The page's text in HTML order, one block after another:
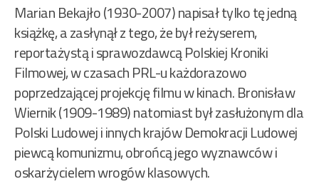
Marian Bekajło (1930-2007) napisał tylko tę jedną
książkę, a zasłynął z tego, że był reżyserem,
reportażystą i sprawozdawcą Polskiej Kroniki
Filmowej, w czasach PRL-u każdorazowo
poprzedzającej projekcję filmu w kinach. Bronisław
Wiernik (1909-1989) natomiast był zasłużonym dla
Polski Ludowej i innych krajów Demokracji Ludowej
piewcą komunizmu, obrońcą jego wyznawców i
oskarżycielem wrogów klasowych.